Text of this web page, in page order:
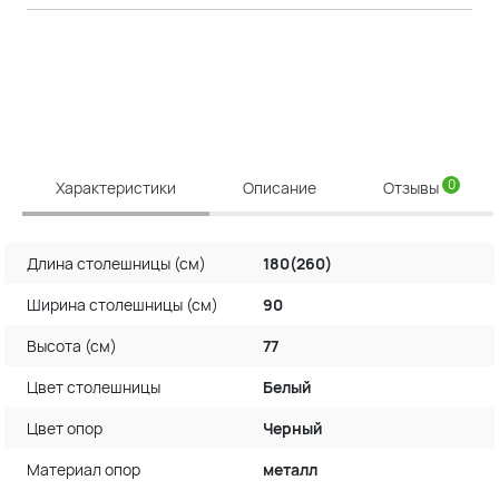
Характеристики Описание Отзывы 0
Длина столешницы (см)
180(260)
Ширина столешницы (см)
90
Высота (см)
77
Цвет столешницы
Белый
Цвет опор
Черный
Материал опор
металл